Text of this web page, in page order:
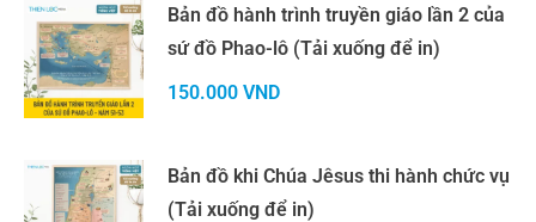
Bản đồ hành trình truyền giáo lần 2 của
sứ đồ Phao-lô (Tải xuống để in)
150.000 VND
Bản đồ khi Chúa Jêsus thi hành chức vụ
(Tải xuống để in)